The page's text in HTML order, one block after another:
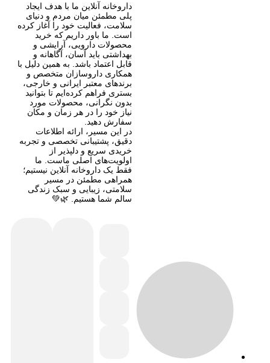
داروخانه آنلاین ما با هدف ایجاد
پلی مطمئن میان مردم و دنیای
سلامت، فعالیت خود را آغاز کرده
است. ما باور داریم که خرید
محصولات دارویی، آرایشی و
بهداشتی باید آسان، آگاهانه و
قابل اعتماد باشد. به همین دلیل با
همکاری داروسازان متخصص و
برندهای معتبر ایرانی و خارجی،
بستری فراهم کرده‌ایم تا بتوانید
بدون نگرانی، محصولات مورد
نیاز خود را در هر زمان و مکان
سفارش دهید.
در این مسیر، ارائه اطلاعات
دقیق، پشتیبانی تخصصی و تجربه
خریدی سریع و دلپذیر از
اولویت‌های اصلی ماست. ما
فقط یک داروخانه آنلاین نیستیم؛
همراهی مطمئن در مسیر
سلامتی، زیبایی و سبک زندگی
سالم شما هستیم. 🌿💚